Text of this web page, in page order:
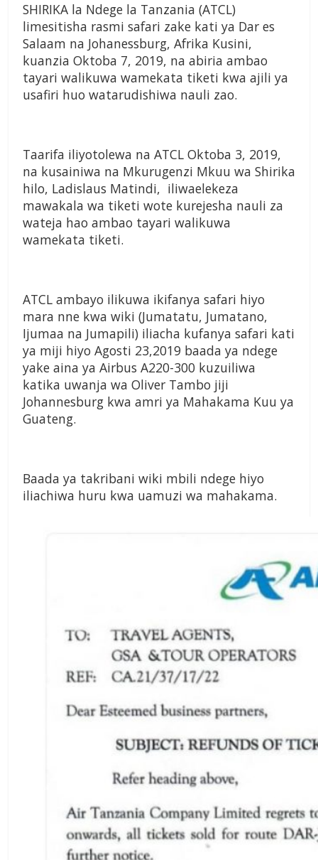
SHIRIKA la Ndege la Tanzania (ATCL)
limesitisha rasmi safari zake kati ya Dar es
Salaam na Johanessburg, Afrika Kusini,
kuanzia Oktoba 7, 2019, na abiria ambao
tayari walikuwa wamekata tiketi kwa ajili ya
usafiri huo watarudishiwa nauli zao.
Taarifa iliyotolewa na ATCL Oktoba 3, 2019,
na kusainiwa na Mkurugenzi Mkuu wa Shirika
hilo, Ladislaus Matindi, iliwaelekeza
mawakala wa tiketi wote kurejesha nauli za
wateja hao ambao tayari walikuwa
wamekata tiketi.
ATCL ambayo ilikuwa ikifanya safari hiyo
mara nne kwa wiki (Jumatatu, Jumatano,
Ijumaa na Jumapili) iliacha kufanya safari kati
ya miji hiyo Agosti 23,2019 baada ya ndege
yake aina ya Airbus A220-300 kuzuiliwa
katika uwanja wa Oliver Tambo jiji
Johannesburg kwa amri ya Mahakama Kuu ya
Guateng.
Baada ya takribani wiki mbili ndege hiyo
iliachiwa huru kwa uamuzi wa mahakama.